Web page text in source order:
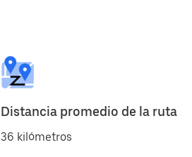
Distancia promedio de la ruta
36 kilómetros